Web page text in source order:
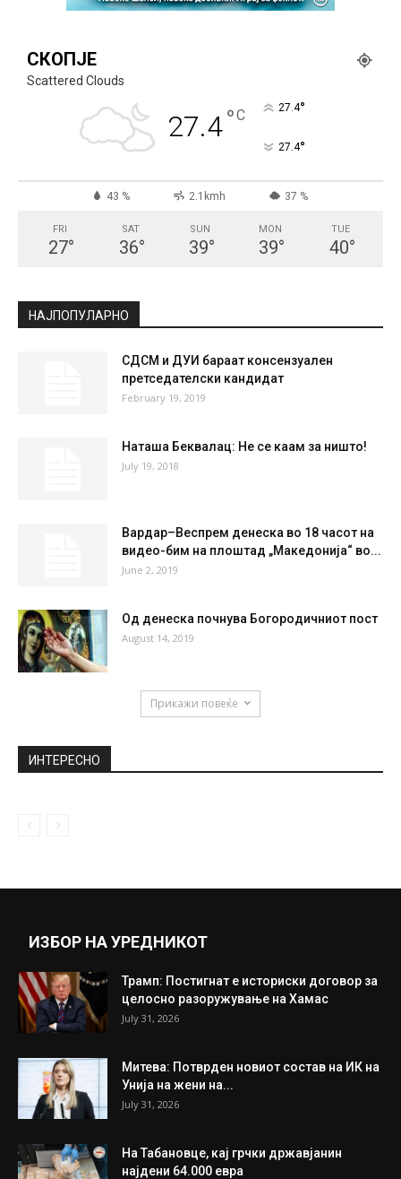
СКОПЈЕ
Scattered Clouds
27.4°C 27.4°
27.4°
43 % 2.1kmh 37 %
FRI
27°
SAT
36°
SUN
39°
MON
39°
TUE
40°
НАЈПОПУЛАРНО
СДСМ и ДУИ бараат консензуален
претседателски кандидат
February 19, 2019
Наташа Беквалац: Не се каам за ништо!
July 19, 2018
Вардар–Веспрем денеска во 18 часот на
видео-бим на плоштад „Македонија“ во...
June 2, 2019
Од денеска почнува Богородичниот пост
August 14, 2019
Прикажи повеќе
ИНТЕРЕСНО
ИЗБОР НА УРЕДНИКОТ
Трамп: Постигнат е историски договор за
целосно разоружување на Хамас
July 31, 2026
Митева: Потврден новиот состав на ИК на
Унија на жени на...
July 31, 2026
На Табановце, кај грчки државјанин
најдени 64.000 евра